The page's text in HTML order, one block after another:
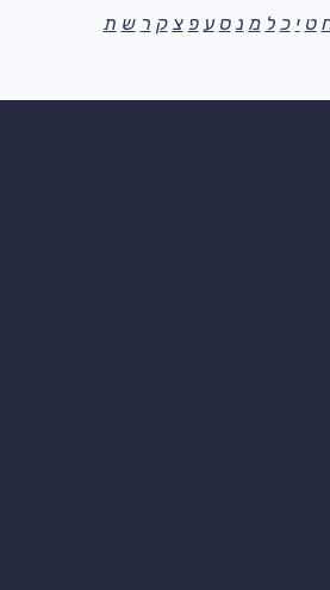
ט י כ ל מ נ ס ע פ צ ק ר ש ת